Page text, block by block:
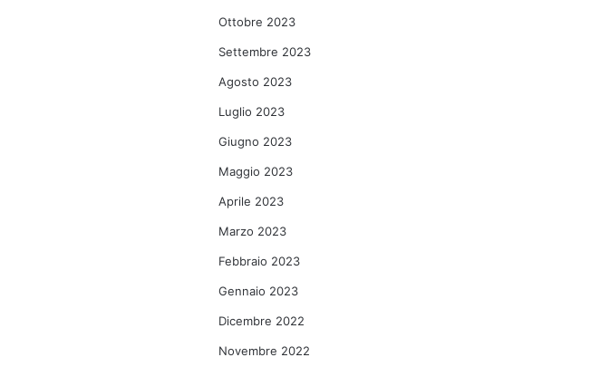
Ottobre 2023
Settembre 2023
Agosto 2023
Luglio 2023
Giugno 2023
Maggio 2023
Aprile 2023
Marzo 2023
Febbraio 2023
Gennaio 2023
Dicembre 2022
Novembre 2022